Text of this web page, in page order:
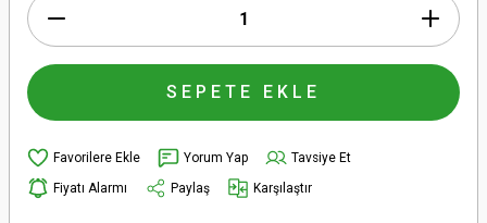
SEPETE EKLE
Yorum Yap
Tavsiye Et
Fiyatı Alarmı
Paylaş Karşılaştır